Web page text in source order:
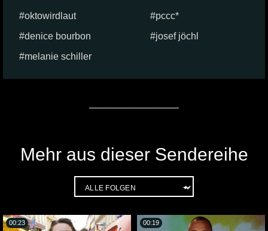
oktowirdlaut
pccc*
denice bourbon
josef jöchl
melanie schiller
Mehr aus dieser Sendereihe
00:23 00:19